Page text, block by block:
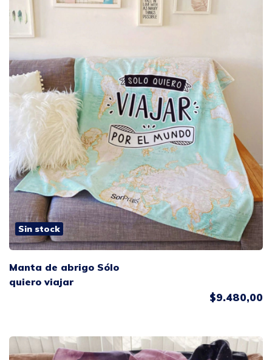
Sin stock
Manta de abrigo Sólo
quiero viajar
$9.480,00